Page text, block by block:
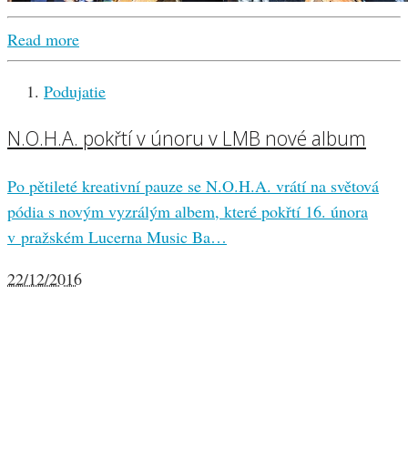
Read more
Podujatie
N.O.H.A. pokřtí v únoru v LMB nové album
Po pětileté kreativní pauze se N.O.H.A. vrátí na světová
pódia s novým vyzrálým albem, které pokřtí 16. února
v pražském Lucerna Music Ba…
22/12/2016